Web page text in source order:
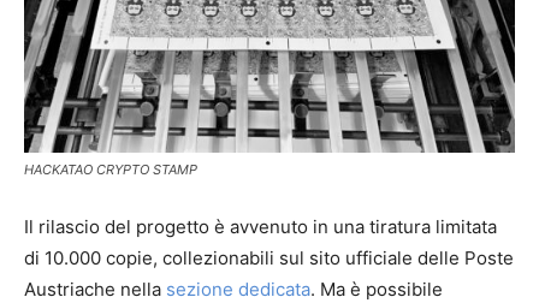
HACKATAO CRYPTO STAMP
Il rilascio del progetto è avvenuto in una tiratura limitata
di 10.000 copie, collezionabili sul sito ufficiale delle Poste
Austriache nella sezione dedicata. Ma è possibile